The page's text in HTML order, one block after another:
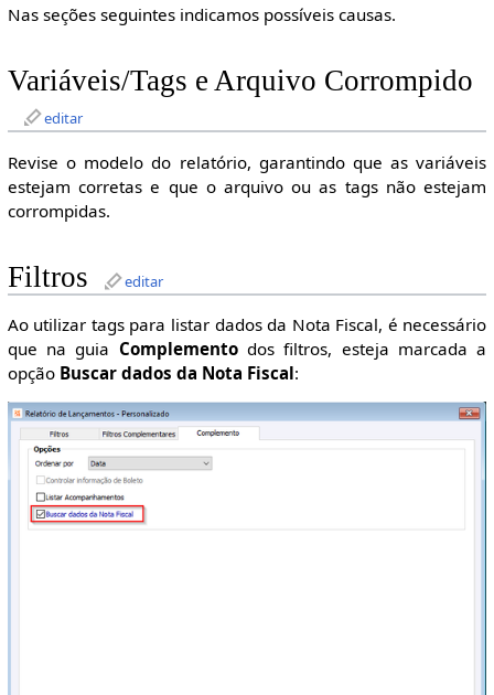
Nas seções seguintes indicamos possíveis causas.
Variáveis/Tags e Arquivo Corrompido
editar
Revise o modelo do relatório, garantindo que as variáveis
estejam corretas e que o arquivo ou as tags não estejam
corrompidas.
Filtros editar
Ao utilizar tags para listar dados da Nota Fiscal, é necessário
que na guia Complementodos filtros, esteja marcada a
opção Buscar dados da Nota Fiscal: